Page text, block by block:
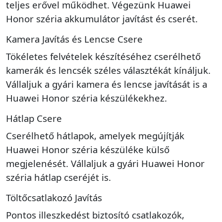
teljes erővel működhet. Végezünk Huawei
Honor széria akkumulátor javítást és cserét.
Kamera Javítás és Lencse Csere
Tökéletes felvételek készítéséhez cserélhető
kamerák és lencsék széles választékát kínáljuk.
Vállaljuk a gyári kamera és lencse javítását is a
Huawei Honor széria készülékekhez.
Hátlap Csere
Cserélhető hátlapok, amelyek megújítják
Huawei Honor széria készüléke külső
megjelenését. Vállaljuk a gyári Huawei Honor
széria hátlap cseréjét is.
Töltőcsatlakozó Javítás
Pontos illeszkedést biztosító csatlakozók,